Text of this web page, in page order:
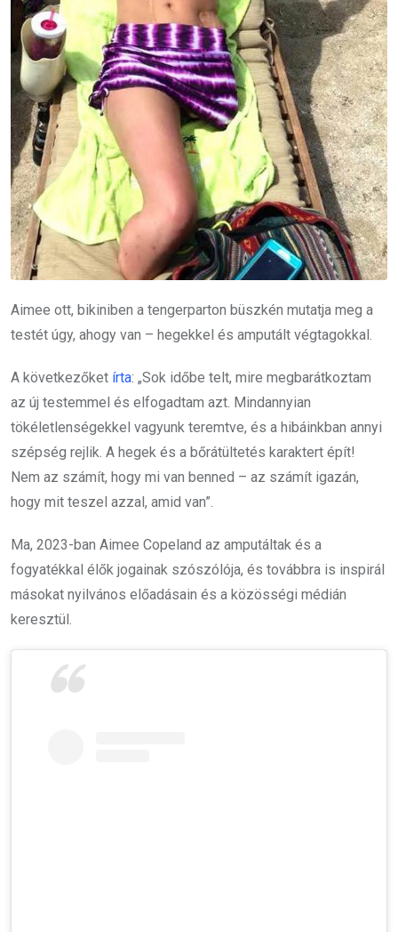
Aimee ott, bikiniben a tengerparton büszkén mutatja meg a
testét úgy, ahogy van – hegekkel és amputált végtagokkal.
A következőket írta: „Sok időbe telt, mire megbarátkoztam
az új testemmel és elfogadtam azt. Mindannyian
tökéletlenségekkel vagyunk teremtve, és a hibáinkban annyi
szépség rejlik. A hegek és a bőrátültetés karaktert épít!
Nem az számít, hogy mi van benned – az számít igazán,
hogy mit teszel azzal, amid van”.
Ma, 2023-ban Aimee Copeland az amputáltak és a
fogyatékkal élők jogainak szószólója, és továbbra is inspirál
másokat nyilvános előadásain és a közösségi médián
keresztül.